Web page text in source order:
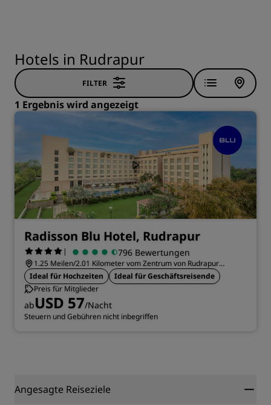
Hotels in Rudrapur
FILTER
1 Ergebnis wird angezeigt
Radisson Blu Hotel, Rudrapur
| 796 Bewertungen
1.25 Meilen/2.01 Kilometer vom Zentrum von Rudrapur
entfernt
Ideal für Hochzeiten
Ideal für Geschäftsreisende
Preis für Mitglieder
abUSD 57/Nacht
Steuern und Gebühren nicht inbegriffen
Angesagte Reiseziele